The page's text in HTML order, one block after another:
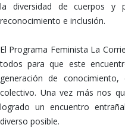
la diversidad de cuerpos y
reconocimiento e inclusión.
El Programa Feminista La
todos para que este
generación de
colectivo. Una vez más nos
logrado un encuentro
diverso posible.